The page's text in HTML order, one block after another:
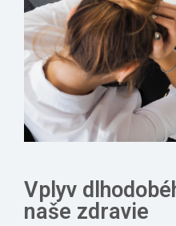
Vplyv
naše zdravie